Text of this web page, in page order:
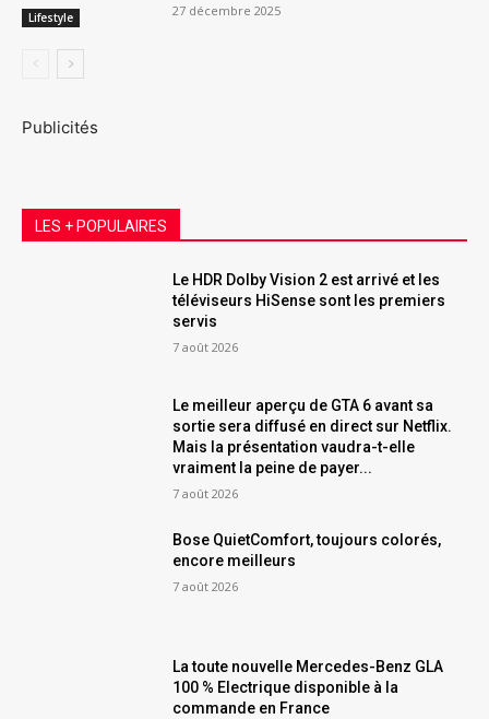
Lifestyle 27 décembre 2025
Publicités
LES + POPULAIRES
Le HDR Dolby Vision 2 est arrivé et les
téléviseurs HiSense sont les premiers
servis
7 août 2026
Le meilleur aperçu de GTA 6 avant sa
sortie sera diffusé en direct sur Netflix.
Mais la présentation vaudra-t-elle
vraiment la peine de payer...
7 août 2026
Bose QuietComfort, toujours colorés,
encore meilleurs
7 août 2026
La toute nouvelle Mercedes-Benz GLA
100 % Electrique disponible à la
commande en France